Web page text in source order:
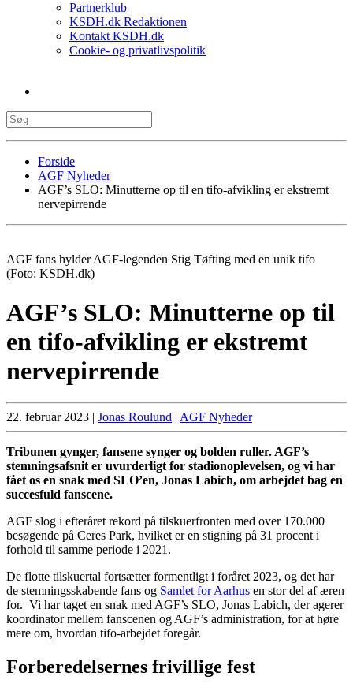
Partnerklub
KSDH.dk Redaktionen
Kontakt KSDH.dk
Cookie- og privatlivspolitik
Forside
AGF Nyheder
AGF’s SLO: Minutterne op til en tifo-afvikling er ekstremt
nervepirrende
AGF fans hylder AGF-legenden Stig Tøfting med en unik tifo
(Foto: KSDH.dk)
AGF’s SLO: Minutterne op til
en tifo-afvikling er ekstremt
nervepirrende
22. februar 2023 | Jonas Roulund | AGF Nyheder
Tribunen gynger, fansene synger og bolden ruller. AGF’s
stemningsafsnit er uvurderligt for stadionoplevelsen, og vi har
fået os en snak med SLO’en, Jonas Labich, om arbejdet bag en
succesfuld fanscene.
AGF slog i efteråret rekord på tilskuerfronten med over 170.000
besøgende på Ceres Park, hvilket er en stigning på 31 procent i
forhold til samme periode i 2021.
De flotte tilskuertal fortsætter formentligt i foråret 2023, og det har
de stemningsskabende fans og Samlet for Aarhus en stor del af æren
for. Vi har taget en snak med AGF’s SLO, Jonas Labich, der agerer
koordinator mellem fanscenen og AGF’s administration, for at høre
mere om, hvordan tifo-arbejdet foregår.
Forberedelsernes frivillige fest